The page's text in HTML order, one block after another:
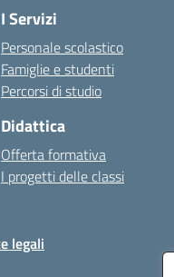
I Servizi
Personale scolastico
Famiglie e studenti
Percorsi di studio
Didattica
Offerta formativa
I progetti delle classi
legali